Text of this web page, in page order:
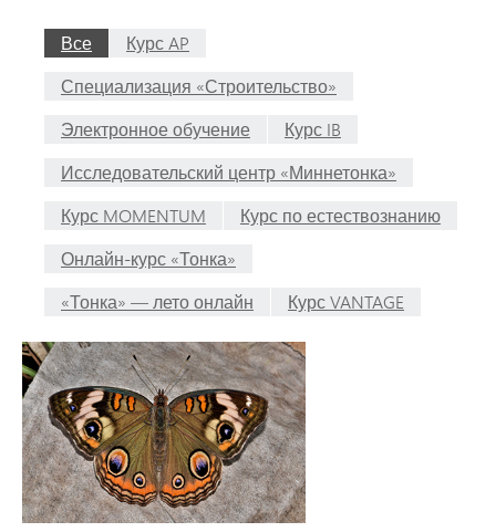
Все
Курс AP
Специализация «Строительство»
Электронное обучение
Курс IB
Исследовательский центр «Миннетонка»
Курс MOMENTUM
Курс по естествознанию
Онлайн-курс «Тонка»
«Тонка» — лето онлайн
Курс VANTAGE